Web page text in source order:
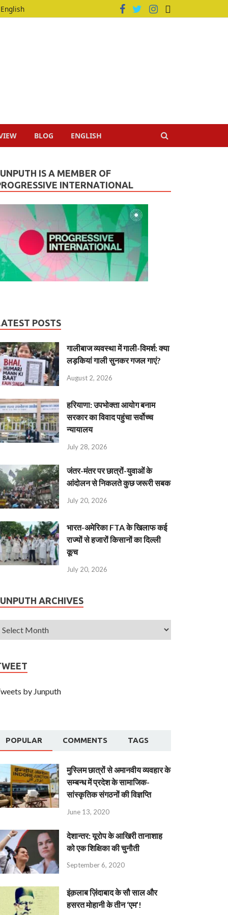
English
BLOG ENGLISH
IS A MEMBER OF
INTERNATIONAL
POSTS
गालीबाज व्‍यवस्‍था में गाली-विमर्श: क्या
लड़कियां गाली सुनकर गजल गाएं?
August 2, 2026
हरियाणा: उपभोक्ता आयोग बनाम
सरकार का विवाद पहुंचा सर्वोच्च
न्यायालय
July 28, 2026
जंतर-मंतर पर छात्रों-युवाओं के
आंदोलन से निकलते कुछ जरूरी सबक
July 20, 2026
भारत-अमेरिका FTA के खिलाफ कई
राज्यों से हजारों किसानों का दिल्ली
कूच
July 20, 2026
ARCHIVES
by Junputh
POPULAR COMMENTS TAGS
मुस्लिम छात्रों से अमानवीय व्यवहार के
सम्बन्ध में प्रदेश के सामाजिक-
सांस्कृतिक संगठनों की विज्ञप्ति
June 13, 2020
देशान्‍तर: यूरोप के आखिरी तानाशाह
को एक शिक्षिका की चुनौती
September 6, 2020
इंक़लाब ज़िंदाबाद के सौ साल और
हसरत मोहानी के तीन ‘एम’!